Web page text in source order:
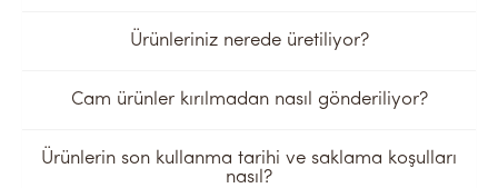
Ürünleriniz nerede üretiliyor?
Cam ürünler kırılmadan nasıl gönderiliyor?
Ürünlerin son kullanma tarihi ve saklama koşulları
nasıl?